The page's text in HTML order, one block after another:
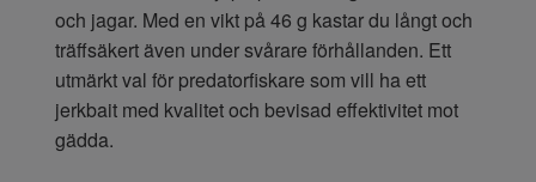
och jagar. Med en vikt på 46 g kastar du långt och
träffsäkert även under svårare förhållanden. Ett
utmärkt val för predatorfiskare som vill ha ett
jerkbait med kvalitet och bevisad effektivitet mot
gädda.